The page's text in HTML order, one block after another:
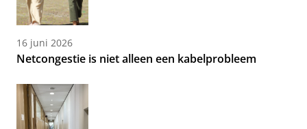
16 juni 2026
Netcongestie is niet alleen een kabelprobleem